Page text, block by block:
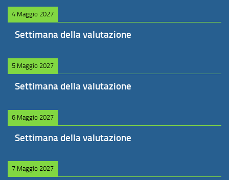
4 Maggio 2027
Settimana della valutazione
5 Maggio 2027
Settimana della valutazione
6 Maggio 2027
Settimana della valutazione
7 Maggio 2027